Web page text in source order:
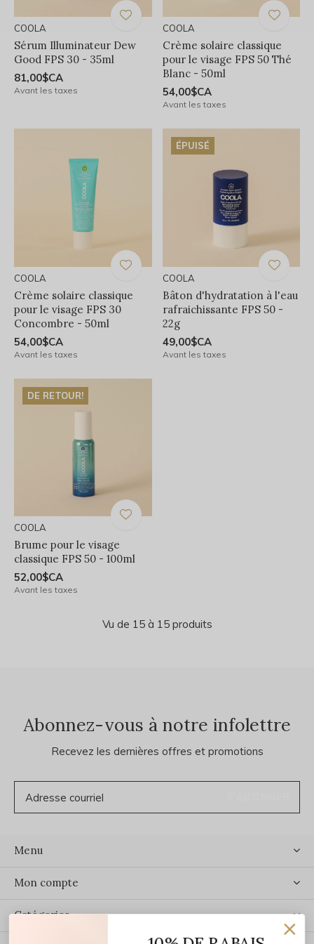
COOLA
Sérum Illuminateur Dew
Good FPS 30 - 35ml
81,00$CA
Avant les taxes
COOLA
Crème solaire classique
pour le visage FPS 50 Thé
Blanc - 50ml
54,00$CA
Avant les taxes
COOLA
Crème solaire classique
pour le visage FPS 30
Concombre - 50ml
54,00$CA
Avant les taxes
ÉPUISÉ
COOLA
Bâton d'hydratation à l'eau
rafraichissante FPS 50 -
22g
49,00$CA
Avant les taxes
DE RETOUR!
COOLA
Brume pour le visage
classique FPS 50 - 100ml
52,00$CA
Avant les taxes
Vu de 15 à 15 produits
Abonnez-vous à notre infolettre
Recevez les dernières offres et promotions
Menu
Mon compte
Catégories